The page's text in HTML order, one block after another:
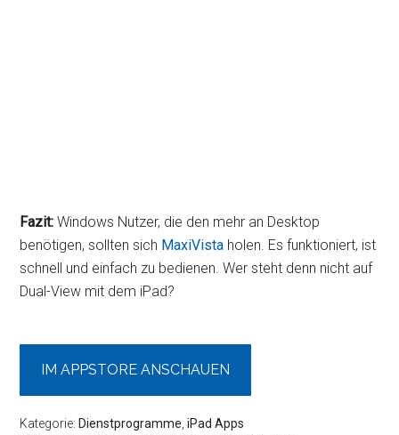
Fazit: Windows Nutzer, die den mehr an Desktop
benötigen, sollten sich MaxiVista holen. Es funktioniert, ist
schnell und einfach zu bedienen. Wer steht denn nicht auf
Dual-View mit dem iPad?
IM APPSTORE ANSCHAUEN
Kategorie: Dienstprogramme ,iPad Apps